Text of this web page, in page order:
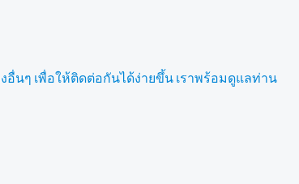
อื่นๆ เพื่อให้ติดต่อกันได้ง่ายขึ้น เราพร้อมดูแลท่าน